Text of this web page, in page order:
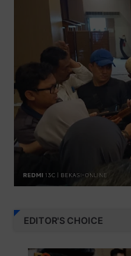
EDITOR'S CHOICE